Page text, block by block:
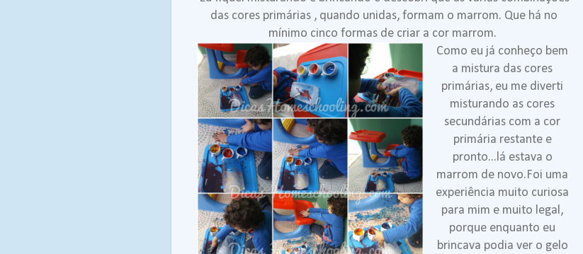
das cores primárias , quando unidas, formam o marrom. Que há no
mínimo cinco formas de criar a cor marrom.
Como eu já conheço bem
a mistura das cores
primárias, eu me diverti
misturando as cores
secundárias com a cor
primária restante e
pronto...lá estava o
marrom de novo.Foi uma
experiência muito curiosa
para mim e muito legal,
porque enquanto eu
brincava podia ver o gelo